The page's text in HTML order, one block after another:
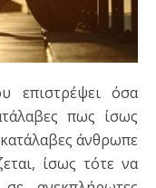
πως ίσως
άνθρωπε
ίσως τότε να